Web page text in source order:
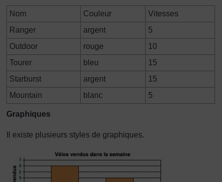
Nom Couleur
Vitesses
Ranger
argent
5
Outdoor
rouge
10
Tourer
bleu
15
Starburst
argent
15
Mountain
blanc 5
Graphiques
Il existe plusieurs styles de graphiques.